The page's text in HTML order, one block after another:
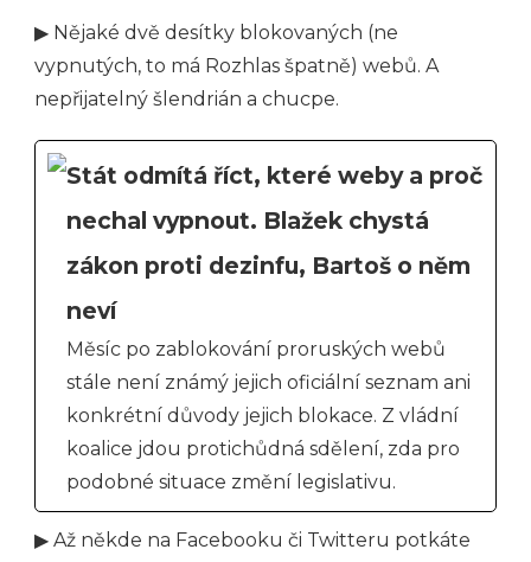
▶ Nějaké dvě desítky blokovaných (ne
vypnutých, to má Rozhlas špatně) webů. A
nepřijatelný šlendrián a chucpe.
Stát odmítá říct, které weby a proč
nechal vypnout. Blažek chystá
zákon proti dezinfu, Bartoš o něm
neví
Měsíc po zablokování proruských webů
stále není známý jejich oficiální seznam ani
konkrétní důvody jejich blokace. Z vládní
koalice jdou protichůdná sdělení, zda pro
podobné situace změní legislativu.
▶ Až někde na Facebooku či Twitteru potkáte